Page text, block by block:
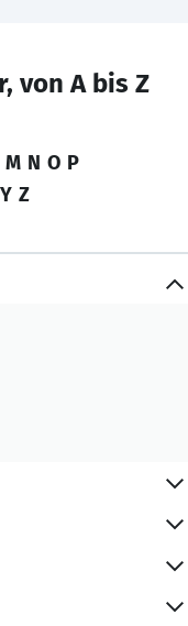
von A bis Z
M N O P
Y Z